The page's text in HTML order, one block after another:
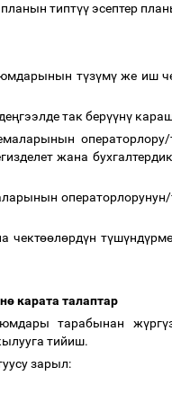
типтүүэсептер
түзүмүже иш ч
деңгээлде так берүүнү
операторлору/
жана
операторлорунун/
чектөөлөрдүн түшүндүрм
нөкарата талаптар
тарабынан жүргү
тийиш.
зарыл: